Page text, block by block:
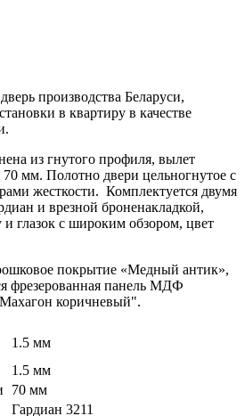
производства Беларуси,
в квартиру в качестве
из гнутого профиля, вылет
мм. Полотно двери цельногнутое с
жесткости. Комплектуется двумя
и врезной броненакладкой,
глазок c широким обзором, цвет
покрытие «Медный антик»,
фрезерованная панель МДФ
коричневый".
1.5 мм
1.5 мм
70 мм
Гардиан 3211